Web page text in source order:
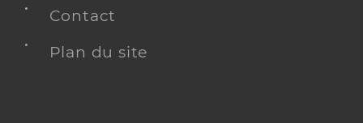
Contact
Plan du site